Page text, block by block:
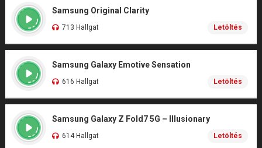
Samsung Original Clarity
713 Hallgat Letöltés
Samsung Galaxy Emotive Sensation
616 Hallgat Letöltés
Samsung Galaxy Z Fold7 5G – Illusionary
614 Hallgat Letöltés